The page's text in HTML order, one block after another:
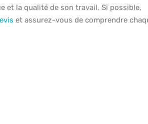
et la qualité de son travail. Si possible,
et assurez-vous de comprendre